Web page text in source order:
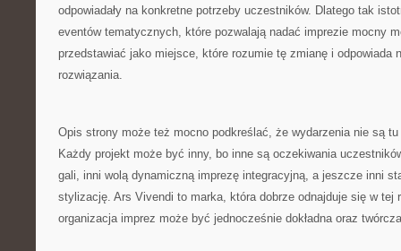
odpowiadały na konkretne potrzeby uczestników. Dlatego tak
eventów tematycznych, które pozwalają nadać imprezie mocny
przedstawiać jako miejsce, które rozumie tę zmianę i odpowiada
rozwiązania.
Opis strony może też mocno podkreślać, że wydarzenia nie są
Każdy projekt może być inny, bo inne są oczekiwania
gali, inni wolą dynamiczną imprezę integracyjną, a jeszcze inni
stylizację. Ars Vivendi to marka, która dobrze odnajduje się w tej
organizacja imprez może być jednocześnie dokładna oraz